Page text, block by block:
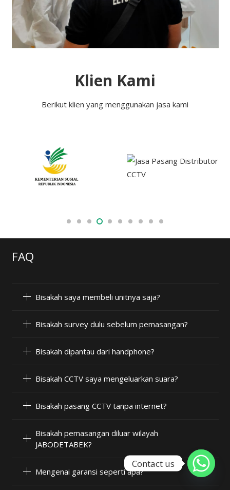
Klien Kami
Berikut klien yang menggunakan jasa kami
FAQ
Bisakah saya membeli unitnya saja?
Bisakah survey dulu sebelum pemasangan?
Bisakah dipantau dari handphone?
Bisakah CCTV saya mengeluarkan suara?
Bisakah pasang CCTV tanpa internet?
Bisakah pemasangan diluar wilayah
JABODETABEK?
Mengenai garansi seperti apa?
Contact us